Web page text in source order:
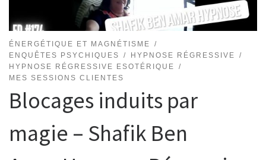
ÉNERGÉTIQUE ET MAGNÉTISME
ENQUÊTES PSYCHIQUES
HYPNOSE RÉGRESSIVE
HYPNOSE RÉGRESSIVE ESOTÉRIQUE
MES SESSIONS CLIENTES
Blocages induits par
magie – Shafik Ben